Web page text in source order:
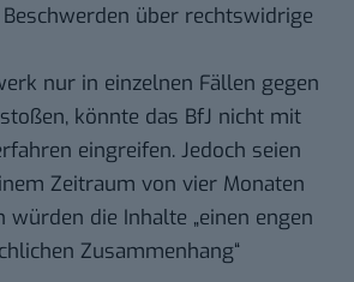
über rechtswidrige
nur in einzelnen Fällen gegen
könnte das BfJ nicht mit
eingreifen. Jedoch seien
Zeitraum von vier Monaten
würden die Inhalte „einen engen
Zusammenhang“